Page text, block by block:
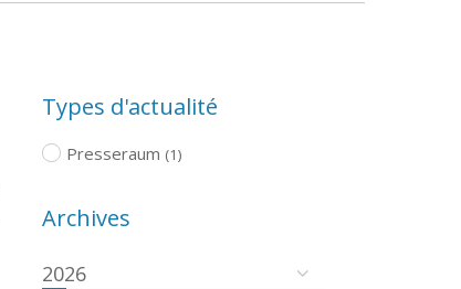
Types d'actualité
Presseraum (1)
Archives
2026